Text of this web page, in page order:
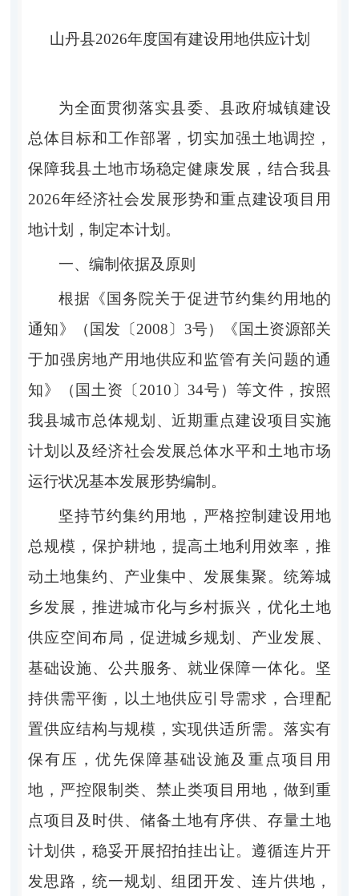
山丹县2026年度国有建设用地供应计划
为全面贯彻落实县委、县政府城镇建设
总体目标和工作部署，切实加强土地调控，
保障我县土地市场稳定健康发展，结合我县
2026年经济社会发展形势和重点建设项目用
地计划，制定本计划。
一、编制依据及原则
根据《国务院关于促进节约集约用地的
通知》
（ 国发〔2008〕 3号）
《国土资源部关
于加强房地产用地供应和监管有关问题的通
知》
（ 国土资〔2010〕 34号） 等文件，按照
我县城市总体规划、近期重点建设项目实施
计划以及经济社会发展总体水平和土地市场
运行状况基本发展形势编制。
坚持节约集约用地，严格控制建设用地
总规模 ， 保护耕地，提高土地利用效率，推
动土地集约、产业集中、发展集聚。统筹城
乡发展，推进城市化与乡村振兴，优化土地
供应空间布局，促进城乡规划、产业发展、
基础设施、公共服务、就业保障一体化。 坚
持供需平衡，以土地供应引导需求，合理配
置供应结构与规模，实现供适所需。落实有
保有压，优先保障基础设施及重点项目用
地，严控限制类、禁止类项目用地，做到重
点项目及时供、储备土地有序供、存量土地
计划供，稳妥开展招拍挂出让。遵循连片开
发思路，统一规划、组团开发、连片供地，